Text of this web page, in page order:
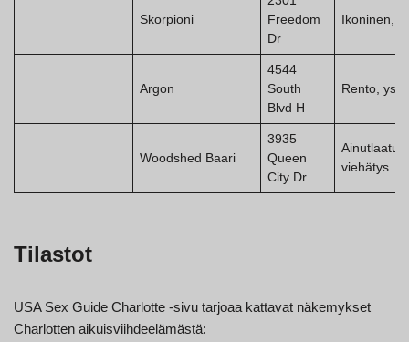
Skorpioni
Freedom
Dr
Ikoninen,
Argon
4544
South
Blvd H
Rento,
Woodshed Baari
3935
Queen
City Dr
viehätys
Tilastot
USA Sex Guide Charlotte -sivu tarjoaa kattavat näkemykset
Charlotten aikuisviihdeelämästä: